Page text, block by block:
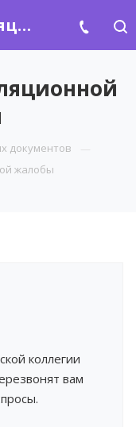
Составление апелляционной жалобы
документов
жалобы
коллегии
вам